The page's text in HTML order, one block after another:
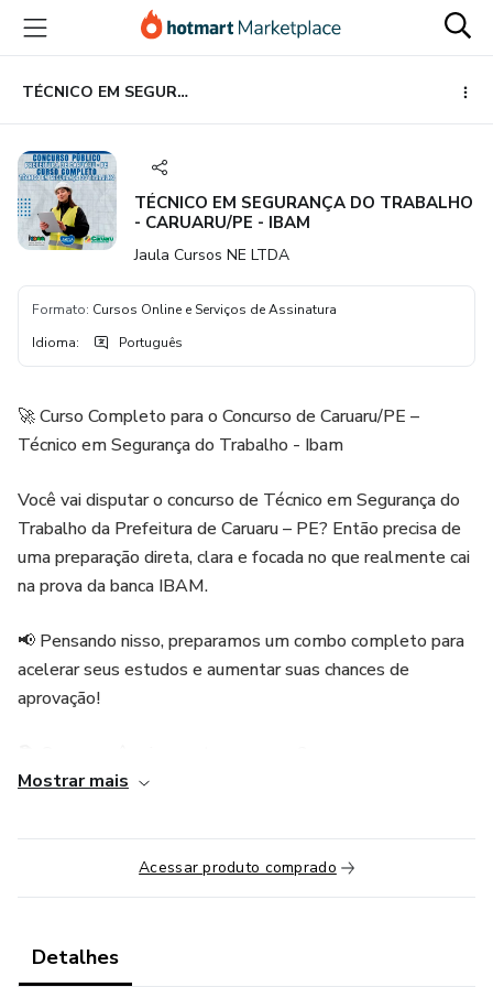
para
conteúdo
principal
para
pagamento
para
rodapé
TÉCNICO EM SEGURANÇA DO TRABALHO - CARUARU/PE - IBAM
TÉCNICO EM SEGURANÇA DO TRABALHO
- CARUARU/PE - IBAM
Jaula Cursos NE LTDA
Formato: Cursos Online e Serviços de Assinatura
Idioma: Português
🚀 Curso Completo para o Concurso de Caruaru/PE –
Técnico em Segurança do Trabalho - Ibam
Você vai disputar o concurso de Técnico em Segurança do
Trabalho da Prefeitura de Caruaru – PE? Então precisa de
uma preparação direta, clara e focada no que realmente cai
na prova da banca IBAM.
📢 Pensando nisso, preparamos um combo completo para
acelerar seus estudos e aumentar suas chances de
aprovação!
para todas as áreas do edital:
- Língua Portuguesa
- Informática
Mostrar mais
Acessar produto comprado
Detalhes